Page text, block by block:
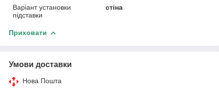
Варіант установки
підставки
стіна
Приховати
Умови доставки
Нова Пошта